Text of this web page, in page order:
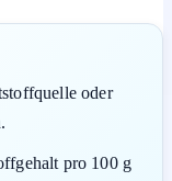
oder
pro 100 g